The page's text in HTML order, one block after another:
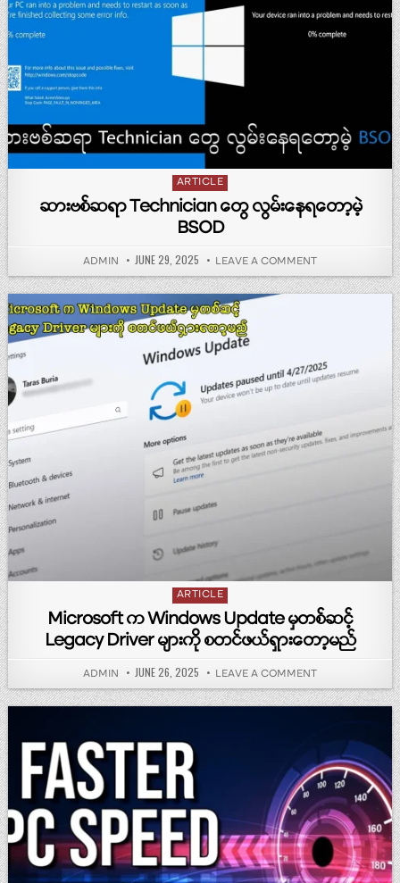
Posted in
ARTICLE
ဆားဗစ်ဆရာ‌ Technician တွေ လွမ်းနေရတော့မဲ့
BSOD
AUTHOR:
ADMIN PUBLISHED DATE:
JUNE 29, 2025 LEAVE A COMMENTON ဆားဗစ်ဆရာ‌
Posted in
ARTICLE
Microsoft က Windows Update မှတစ်ဆင့်
Legacy Driver များကို စတင်ဖယ်ရှားတော့မည်
AUTHOR:
ADMIN PUBLISHED DATE:
JUNE 26, 2025 LEAVE A COMMENTON